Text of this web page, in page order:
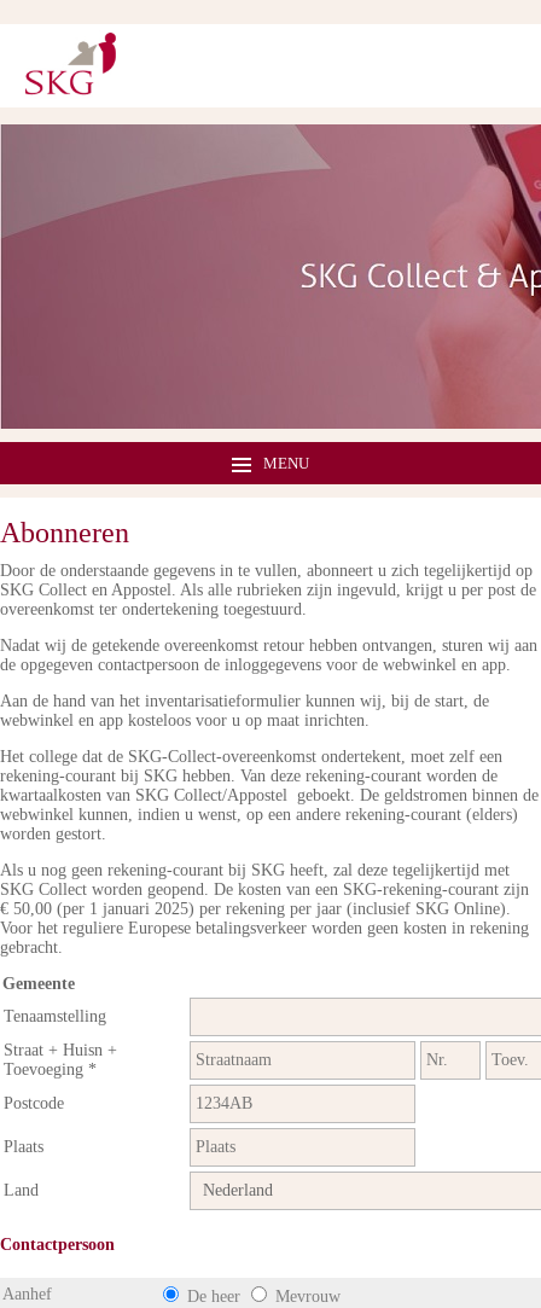
MENU
Abonneren
Door de onderstaande gegevens in te vullen, abonneert u zich tegelijkertijd op
SKG Collect en Appostel. Als alle rubrieken zijn ingevuld, krijgt u per post de
overeenkomst ter ondertekening toegestuurd.
Nadat wij de getekende overeenkomst retour hebben ontvangen, sturen wij aan
de opgegeven contactpersoon de inloggegevens voor de webwinkel en app.
Aan de hand van het inventarisatieformulier kunnen wij, bij de start, de
webwinkel en app kosteloos voor u op maat inrichten.
Het college dat de SKG-Collect-overeenkomst ondertekent, moet zelf een
rekening-courant bij SKG hebben. Van deze rekening-courant worden de
kwartaalkosten van SKG Collect/Appostel geboekt. De geldstromen binnen de
webwinkel kunnen, indien u wenst, op een andere rekening-courant (elders)
worden gestort.
Als u nog geen rekening-courant bij SKG heeft, zal deze tegelijkertijd met
SKG Collect worden geopend. De kosten van een SKG-rekening-courant zijn
€ 50,00 (per 1 januari 2025) per rekening per jaar (inclusief SKG Online).
Voor het reguliere Europese betalingsverkeer worden geen kosten in rekening
gebracht.
Gemeente
Tenaamstelling
Straat + Huisn +
Toevoeging *
Postcode
Plaats
Land
Contactpersoon
Aanhef De heer
Mevrouw